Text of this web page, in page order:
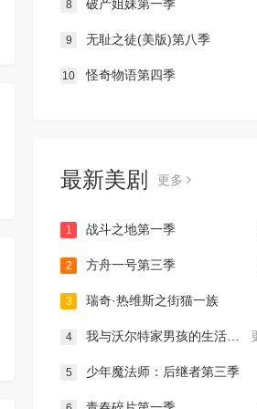
8 破产姐妹第一季
9 无耻之徒(美版)第八季
10 怪奇物语第四季
最新美剧 更多
1 战斗之地第一季
2 方舟一号第三季
3 瑞奇·热维斯之街猫一族
4 我与沃尔特家男孩的生活第三季
5 少年魔法师：后继者第三季